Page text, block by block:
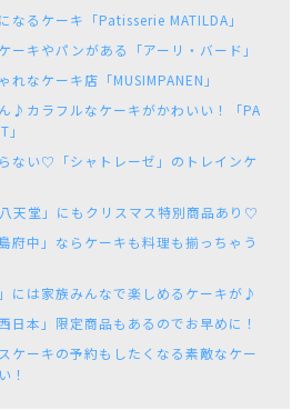
なるケーキ「Patisserie MATILDA」
ーキやパンがある「アーリ・バード」
れなケーキ店「MUSIMPANEN」
♪カラフルなケーキがかわいい！「PA
ない♡「シャトレーゼ」のトレインケ
天堂」にもクリスマス特別商品あり♡
府中」ならケーキも料理も揃っちゃう
には家族みんなで楽しめるケーキが♪
日本」限定商品もあるのでお早めに！
ケーキの予約もしたくなる素敵なケー
！